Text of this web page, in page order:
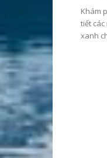
Khám
tiết
xanh